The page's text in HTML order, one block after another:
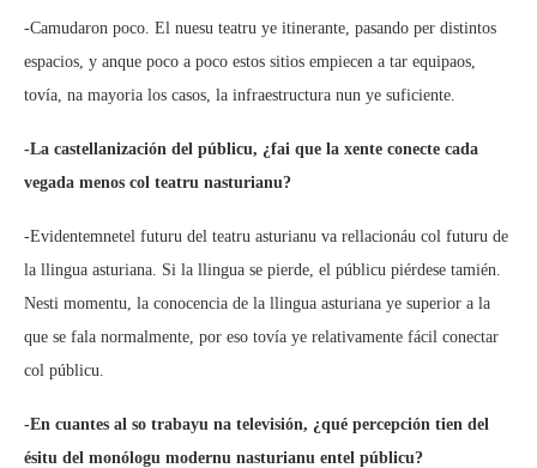
-Camudaron poco. El nuesu teatru ye itinerante, pasando per distintos
espacios, y anque poco a poco estos sitios empiecen a tar equipaos,
tovía, na mayoria los casos, la infraestructura nun ye suficiente.
-La castellanización del públicu, ¿fai que la xente conecte cada
vegada menos col teatru nasturianu?
-Evidentemnetel futuru del teatru asturianu va rellacionáu col futuru de
la llingua asturiana. Si la llingua se pierde, el públicu piérdese tamién.
Nesti momentu, la conocencia de la llingua asturiana ye superior a la
que se fala normalmente, por eso tovía ye relativamente fácil conectar
col públicu.
-En cuantes al so trabayu na televisión, ¿qué percepción tien del
ésitu del monólogu modernu nasturianu entel públicu?